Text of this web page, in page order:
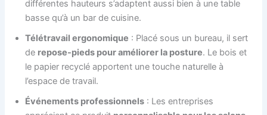
différentes hauteurs s’adaptent aussi bien à une table
basse qu’à un bar de cuisine.
Télétravail ergonomique : Placé sous un bureau, il sert
de repose-pieds pour améliorer la posture. Le bois et
le papier recyclé apportent une touche naturelle à
l’espace de travail.
Événements professionnels : Les entreprises